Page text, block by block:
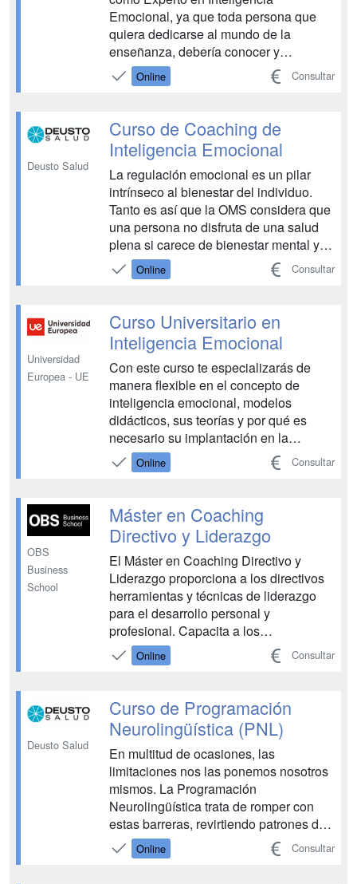
Emocional, ya que toda persona que
quiera dedicarse al mundo de la
enseñanza, debería conocer y
reconocer la inteligencia emocional,
teniendo herramientas para sí misma y
expertas en inteligencia emocional,
para contribuir a un mundo más feliz.
Adqui...
Online Consultar
Deusto Salud
Curso de Coaching de
Inteligencia Emocional
La regulación emocional es un pilar
intrínseco al bienestar del individuo.
Tanto es así que la OMS considera que
una persona no disfruta de una salud
plena si carece de bienestar mental y
social. El coaching surge como
herramienta eficaz para la regulación
fomentar el desarrollo emocional en tu
entorno? Aprende...
Online Consultar
Universidad
Europea - UE
Curso Universitario en
Inteligencia Emocional
Con este curso te especializarás de
manera flexible en el concepto de
inteligencia emocional, modelos
didácticos, sus teorías y por qué es
necesario su implantación en la
actualidad en el aula. Tendrás acceso a
masterclasses online con reputados
Sumarás puntos en el apartado de
formación permanente de las opo...
Online Consultar
OBS
Business
School
Máster en Coaching
Directivo y Liderazgo
El Máster en Coaching Directivo y
Liderazgo proporciona a los directivos
herramientas y técnicas de liderazgo
para el desarrollo personal y
profesional. Capacita a los
profesionales con la metodología del
coaching, tanto desde un punto de vista
organización, así como herramientas
que potencien su inteligencia
emocional....
Online Consultar
Deusto Salud
Curso de Programación
Neurolingüística (PNL)
En multitud de ocasiones, las
limitaciones nos las ponemos nosotros
mismos. La Programación
Neurolingüística trata de romper con
estas barreras, revirtiendo patrones de
pensamiento que merman nuestro
potencial. Abarca un enfoque
Online Consultar